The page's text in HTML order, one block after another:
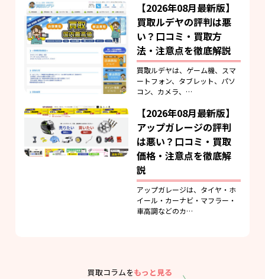
【2026年08月最新版】
買取ルデヤの評判は悪
い？口コミ・買取方
法・注意点を徹底解説
買取ルデヤは、ゲーム機、スマ
ートフォン、タブレット、パソ
コン、カメラ、…
【2026年08月最新版】
アップガレージの評判
は悪い？口コミ・買取
価格・注意点を徹底解
説
アップガレージは、タイヤ・ホ
イール・カーナビ・マフラー・
車高調などのカ…
買取コラムをもっと見る